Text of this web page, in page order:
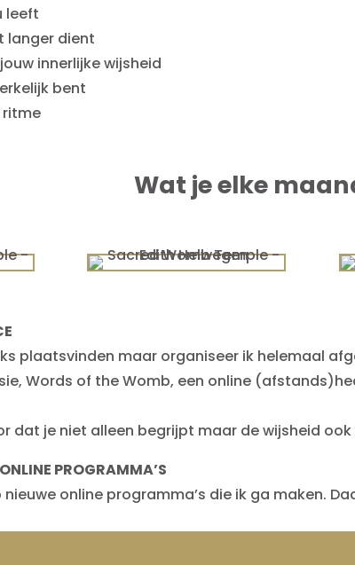
leeft
langer dient
innerlijke wijsheid
bent
ritme
Wat je elke
plaatsvinden maar organiseer ik helemaal
Words of the Womb, een online
dat je niet alleen begrijpt maar de wijsheid
PROGRAMMA’S
online programma’s die ik ga maken.